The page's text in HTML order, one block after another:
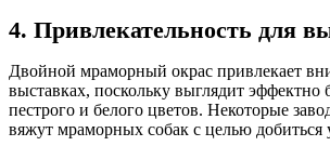
4. Привлекательность для
Двойной мраморный окрас привлекает
выставках, поскольку выглядит эффектно
пестрого и белого цветов. Некоторые
вяжут мраморных собак с целью добиться